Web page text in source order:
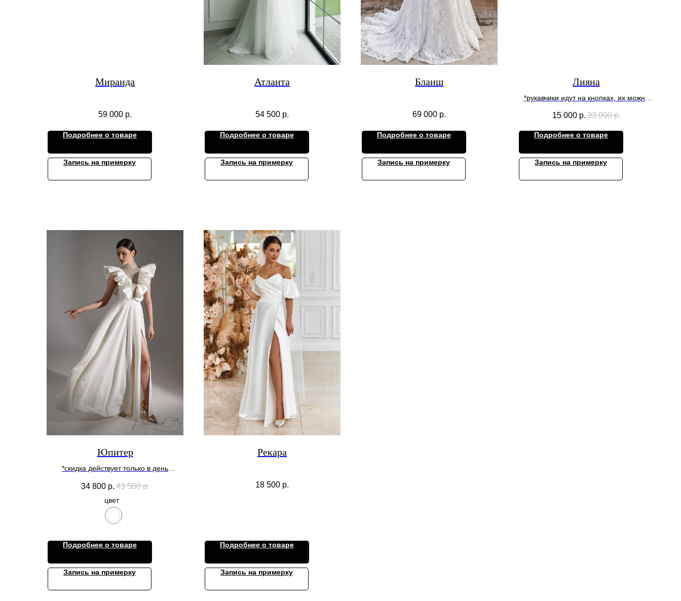
Миранда
59 000 р.
Подробнее о товаре
Запись на примерку
Атланта
54 500 р.
Подробнее о товаре
Запись на примерку
Бланш
69 000 р.
Подробнее о товаре
Запись на примерку
Лияна
*рукавчики идут на кнопках, их можно
15 000 р. 33 000 р.
Подробнее о товаре
Запись на примерку
Юпитер
*скидка действует только в день
34 800 р. 43 500 р.
цвет
Подробнее о товаре
Запись на примерку
Рекара
18 500 р.
Подробнее о товаре
Запись на примерку